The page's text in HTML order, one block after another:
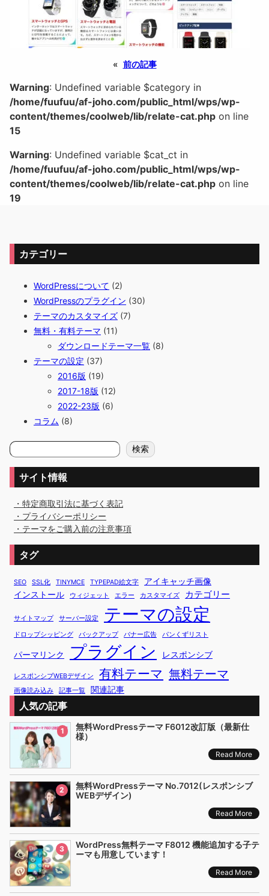
« 前の記事
Warning: Undefined variable $category in
/home/fuufuu/af-joho.com/public_html/wps/wp-
content/themes/coolweb/lib/relate-cat.php on line
15
Warning: Undefined variable $cat_ct in
/home/fuufuu/af-joho.com/public_html/wps/wp-
content/themes/coolweb/lib/relate-cat.php on line
19
カテゴリー
WordPressについて (2)
WordPressのプラグイン (30)
テーマのカスタマイズ (7)
無料・有料テーマ (11)
ダウンロードテーマ一覧 (8)
テーマの設定 (37)
2016版 (19)
2017-18版 (12)
2022-23版 (6)
コラム (8)
検
索
検索
サイト情報
・特定商取引法に基づく表記
・プライバシーポリシー
・テーマをご購入前の注意事項
タグ
SEO SSL化 TINYMCE TYPEPAD絵文字
アイキャッチ画像
インストール
ウィジェット エラー カスタマイズ カテゴリー
サイトマップ サーバー設定 テーマの設定
ドロップシッピング バックアップ バナー広告 パンくずリスト
パーマリンク プラグイン レスポンシブ
レスポンシブWEBデザイン 有料テーマ 無料テーマ
画像読み込み 記事一覧 関連記事
人気の記事
1
無料WordPressテーマ F6012改訂版（最新仕
様）
Read More
2
無料WordPressテーマ No.7012(レスポンシブ
WEBデザイン)
Read More
3
WordPress無料テーマ F8012 機能追加する子テ
ーマも用意しています！
Read More